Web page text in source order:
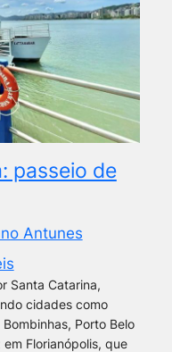
passeio de
Antunes
Santa Catarina,
cidades como
Porto Belo
Florianópolis, que